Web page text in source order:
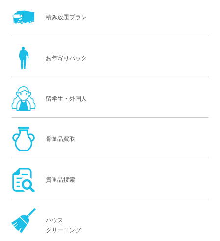
積み放題プラン
お年寄りパック
留学生・外国人
骨董品買取
貴重品捜索
ハウス
クリーニング